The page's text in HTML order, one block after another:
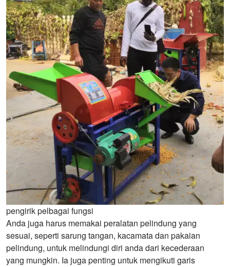
pengirik pelbagai fungsi
Anda juga harus memakai peralatan pelindung yang
sesuai, seperti sarung tangan, kacamata dan pakaian
pelindung, untuk melindungi diri anda dari kecederaan
yang mungkin. Ia juga penting untuk mengikuti garis